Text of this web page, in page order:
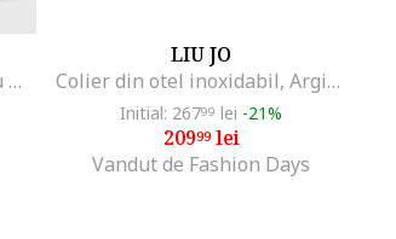
Fular din amestec de lana cu model torsade, Gri deschis
LIU JO
Colier din otel inoxidabil, Argintiu
Initial: 26799 lei -21%
20999lei
Vandut de Fashion Days